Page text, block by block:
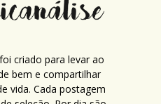
criado para levar ao
bem e compartilhar
vida. Cada postagem